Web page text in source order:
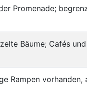
Promenade;
Bäume; Cafés und
Rampen vorhanden,